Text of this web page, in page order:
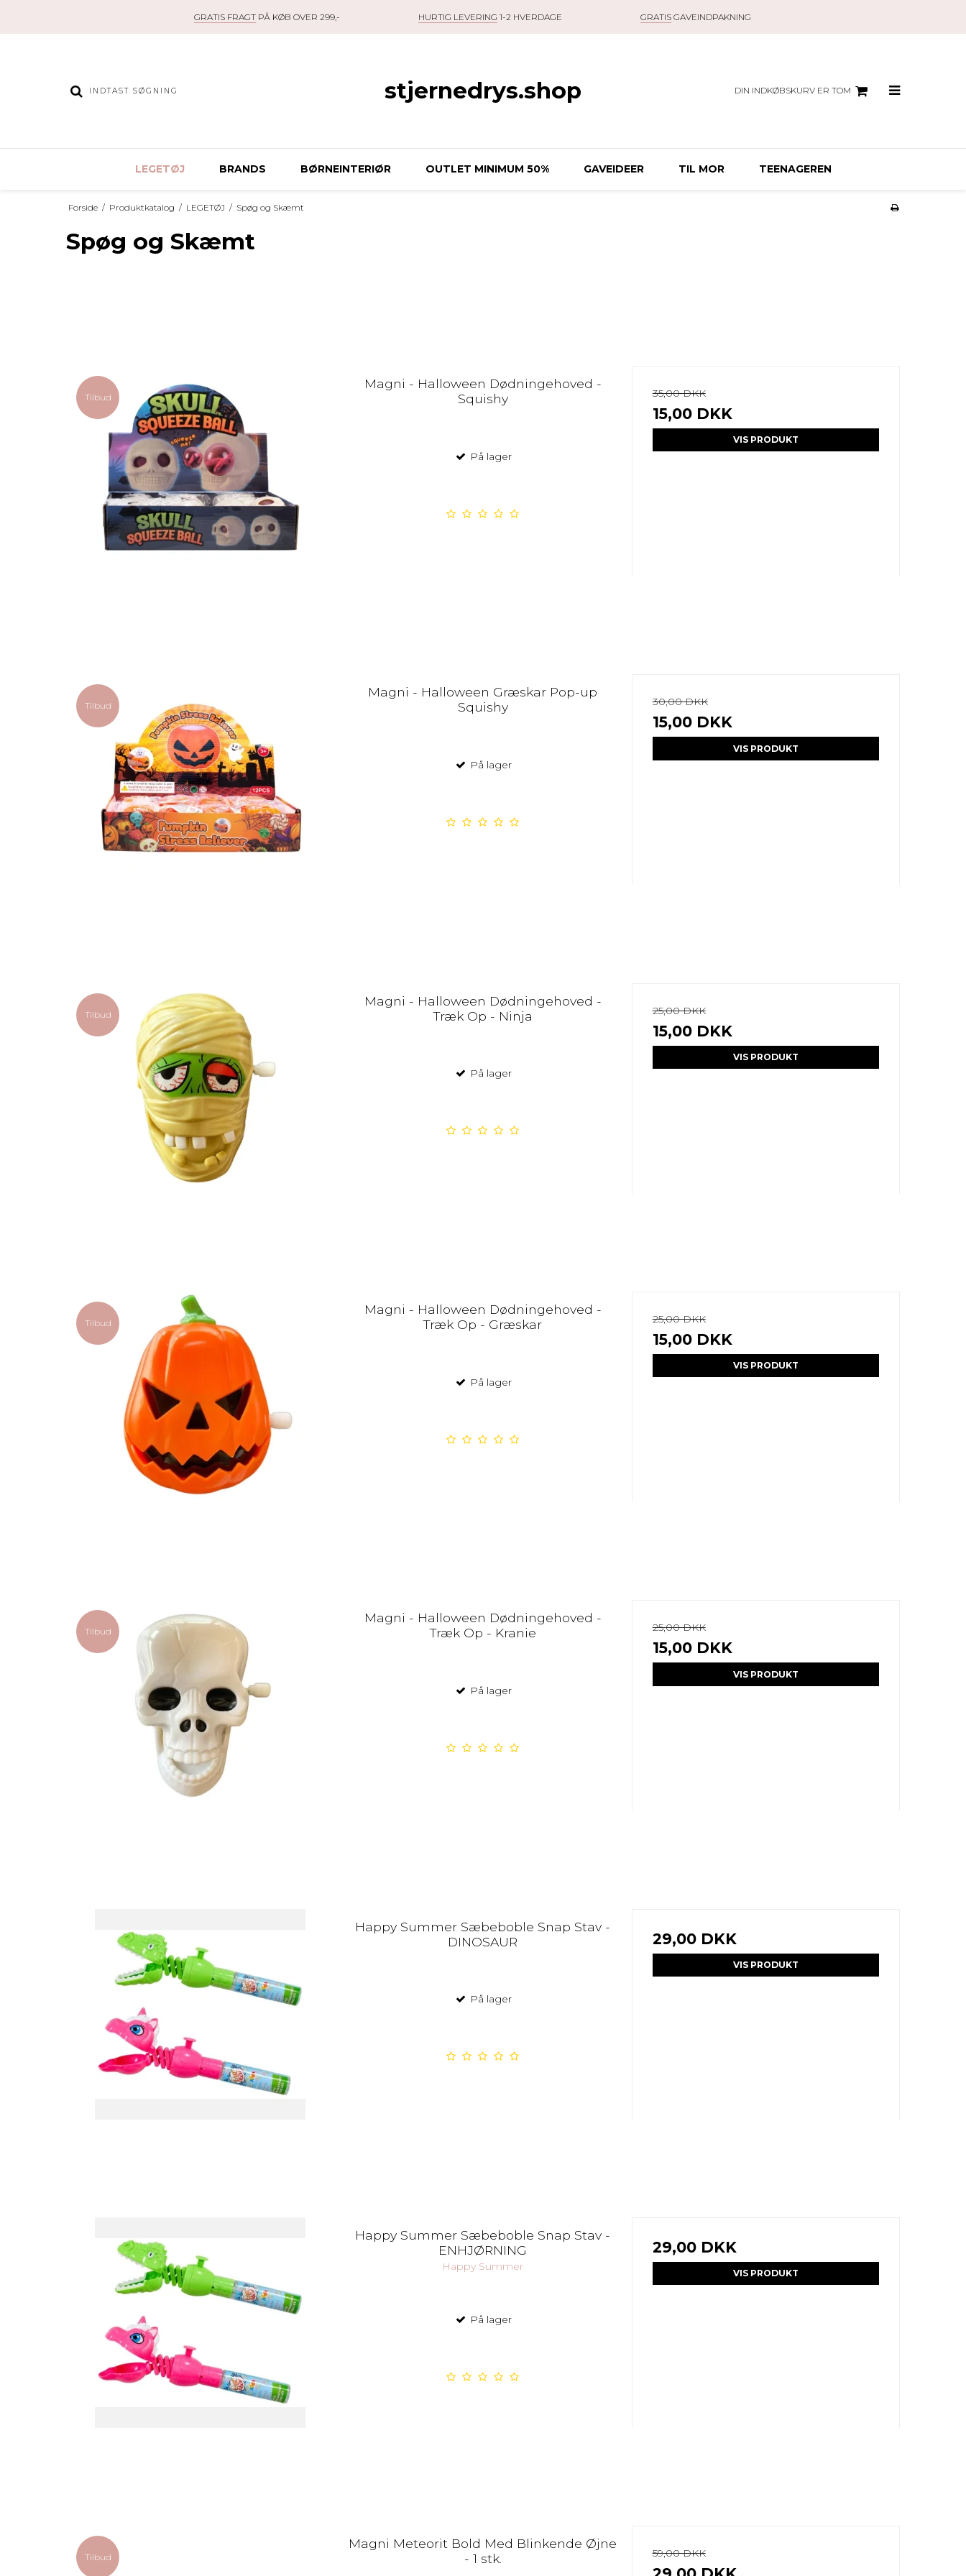
GRATIS FRAGTPÅ KØB OVER 299,- HURTIG LEVERING 1-2 HVERDAGE GRATISGAVEINDPAKNING
stjernedrys.shop DIN INDKØBSKURV ER TOM
LEGETØJ BRANDS BØRNEINTERIØR OUTLET MINIMUM 50% GAVEIDEER TIL MOR TEENAGEREN
Forside / Produktkatalog / LEGETØJ / Spøg og Skæmt
Spøg og Skæmt
Tilbud
Magni - Halloween Dødningehoved -
Squishy
På lager
35,00 DKK
15,00 DKK
VIS PRODUKT
Tilbud
Magni - Halloween Græskar Pop-up
Squishy
På lager
30,00 DKK
15,00 DKK
VIS PRODUKT
Tilbud
Magni - Halloween Dødningehoved -
Træk Op - Ninja
På lager
25,00 DKK
15,00 DKK
VIS PRODUKT
Tilbud
Magni - Halloween Dødningehoved -
Træk Op - Græskar
På lager
25,00 DKK
15,00 DKK
VIS PRODUKT
Tilbud
Magni - Halloween Dødningehoved -
Træk Op - Kranie
På lager
25,00 DKK
15,00 DKK
VIS PRODUKT
Happy Summer Sæbeboble Snap Stav -
DINOSAUR
På lager
29,00 DKK
VIS PRODUKT
Happy Summer Sæbeboble Snap Stav -
ENHJØRNING
Happy Summer
På lager
29,00 DKK
VIS PRODUKT
Tilbud
Magni Meteorit Bold Med Blinkende Øjne
- 1 stk.
59,00 DKK